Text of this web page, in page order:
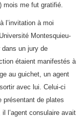
mois me fut gratifié.
l’invitation à moi
Montesquieu-
dans un jury de
étaient manifestés à
au guichet, un agent
avec lui. Celui-ci
présentant de plates
l’agent consulaire avait